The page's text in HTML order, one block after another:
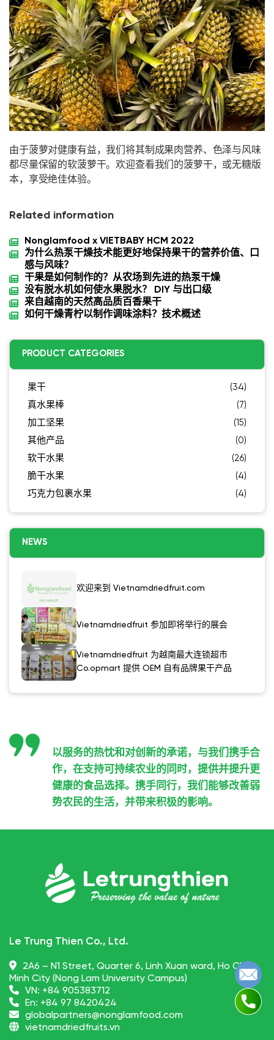
由于菠萝对健康有益，我们将其制成果肉营养、色泽与风味
都尽量保留的软菠萝干。欢迎查看我们的菠萝干，或无糖版
本，享受绝佳体验。
Related information
Nonglamfood x VIETBABY HCM 2022
为什么热泵干燥技术能更好地保持果干的营养价值、口
感与风味？
干果是如何制作的？从农场到先进的热泵干燥
没有脱水机如何使水果脱水？ DIY 与出口级
来自越南的天然高品质百香果干
如何干燥青柠以制作调味涂料？技术概述
PRODUCT CATEGORIES
果干
(34)
真水果棒
(7)
加工坚果
(15)
其他产品
(0)
软干水果
(26)
脆干水果
(4)
巧克力包裹水果
(4)
NEWS
欢迎来到 Vietnamdriedfruit.com
Vietnamdriedfruit 参加即将举行的展会
Vietnamdriedfruit 为越南最大连锁超市
Co.opmart 提供 OEM 自有品牌果干产品
以服务的热忱和对创新的承诺，与我们携手合
作，在支持可持续农业的同时，提供并提升更
健康的食品选择。携手同行，我们能够改善弱
势农民的生活，并带来积极的影响。
Le Trung Thien Co., Ltd.
2A6 – N1 Street, Quarter 6, Linh Xuan ward, Ho Chi
Minh City (Nong Lam University Campus)
VN: +84 905383712
En: +84 97 8420424
globalpartners@nonglamfood.com
vietnamdriedfruits.vn